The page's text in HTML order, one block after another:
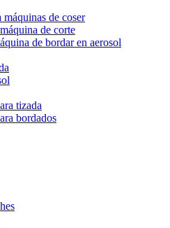
máquinas de coser
de corte
de bordar en aerosol
tizada
bordados